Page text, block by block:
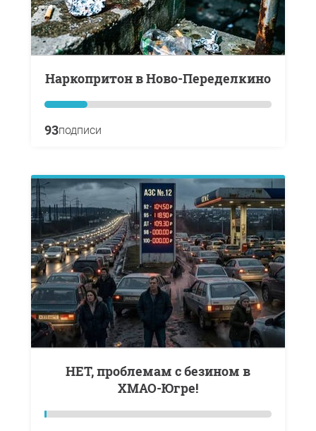
Наркопритон в Ново-Переделкино
93подписи
НЕТ, проблемам с безином в
ХМАО-Югре!